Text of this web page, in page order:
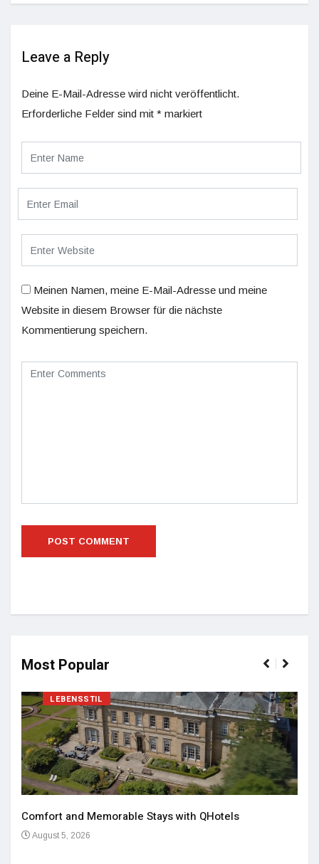
Leave a Reply
Deine E-Mail-Adresse wird nicht veröffentlicht.
Erforderliche Felder sind mit * markiert
Meinen Namen, meine E-Mail-Adresse und meine
Website in diesem Browser für die nächste
Kommentierung speichern.
Most Popular
LEBENSSTIL
Comfort and Memorable Stays with QHotels
August 5, 2026